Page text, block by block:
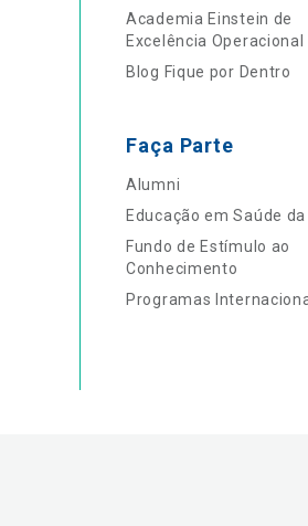
Academia Einstein de
Excelência Operacional
Blog Fique por Dentro
Faça Parte
Alumni
Educação em Saúde
Fundo de Estímulo ao
Conhecimento
Programas